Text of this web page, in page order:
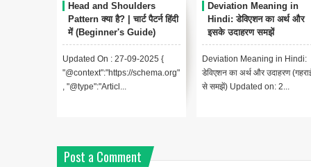
Head and Shoulders
Pattern क्या है? | चार्ट पैटर्न हिंदी
में (Beginner's Guide)
Updated On : 27-09-2025 {
"@context":"https://schema.org"
, "@type":"Articl...
Deviation Meaning in
Hindi: डेविएशन का अर्थ और
इसके उदाहरण समझें
Deviation Meaning in Hindi:
डेविएशन का अर्थ और उदाहरण
से समझें) Updated on: 2...
Post a Comment